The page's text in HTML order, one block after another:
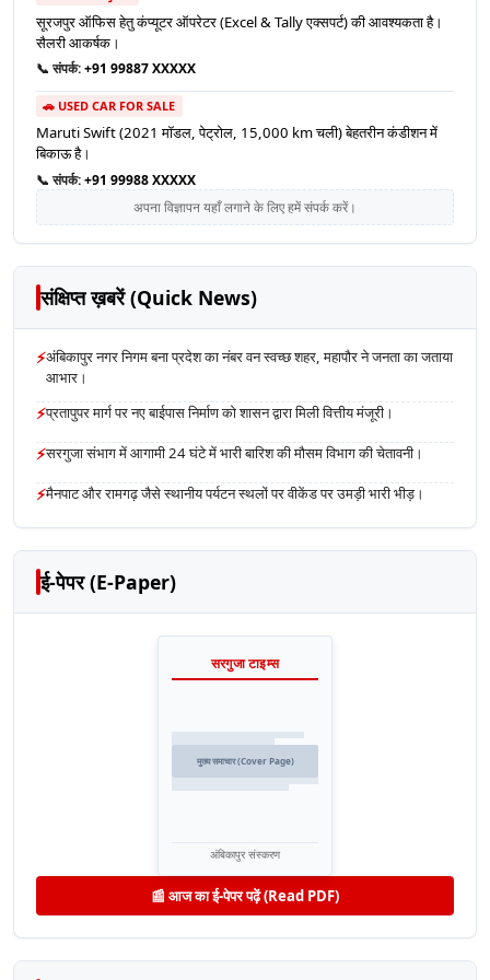
सूरजपुर ऑफिस हेतु कंप्यूटर ऑपरेटर (Excel & Tally एक्सपर्ट) की आवश्यकता है।
सैलरी आकर्षक।
📞 संपर्क:+91 99887 XXXXX
🚗 USED CAR FOR SALE
Maruti Swift (2021 मॉडल, पेट्रोल, 15,000 km चली) बेहतरीन कंडीशन में
बिकाऊ है।
📞 संपर्क:+91 99988 XXXXX
अपना विज्ञापन यहाँ लगाने के लिए हमें संपर्क करें।
संक्षिप्त ख़बरें (Quick News)
⚡अंबिकापुर नगर निगम बना प्रदेश का नंबर वन स्वच्छ शहर, महापौर ने जनता का जताया
आभार।
⚡प्रतापुपर मार्ग पर नए बाईपास निर्माण को शासन द्वारा मिली वित्तीय मंजूरी।
⚡सरगुजा संभाग में आगामी 24 घंटे में भारी बारिश की मौसम विभाग की चेतावनी।
⚡मैनपाट और रामगढ़ जैसे स्थानीय पर्यटन स्थलों पर वीकेंड पर उमड़ी भारी भीड़।
ई-पेपर (E-Paper)
सरगुजा टाइम्स
मुख्य समाचार (Cover Page)
अंबिकापुर संस्करण
📰 आज का ई-पेपर पढ़ें (Read PDF)